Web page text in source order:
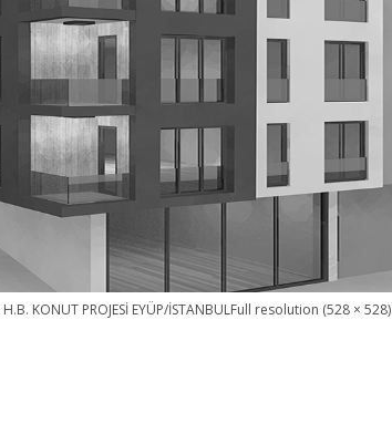
H.B. KONUT PROJESİ EYÜP/İSTANBULFull resolution (528 × 528)